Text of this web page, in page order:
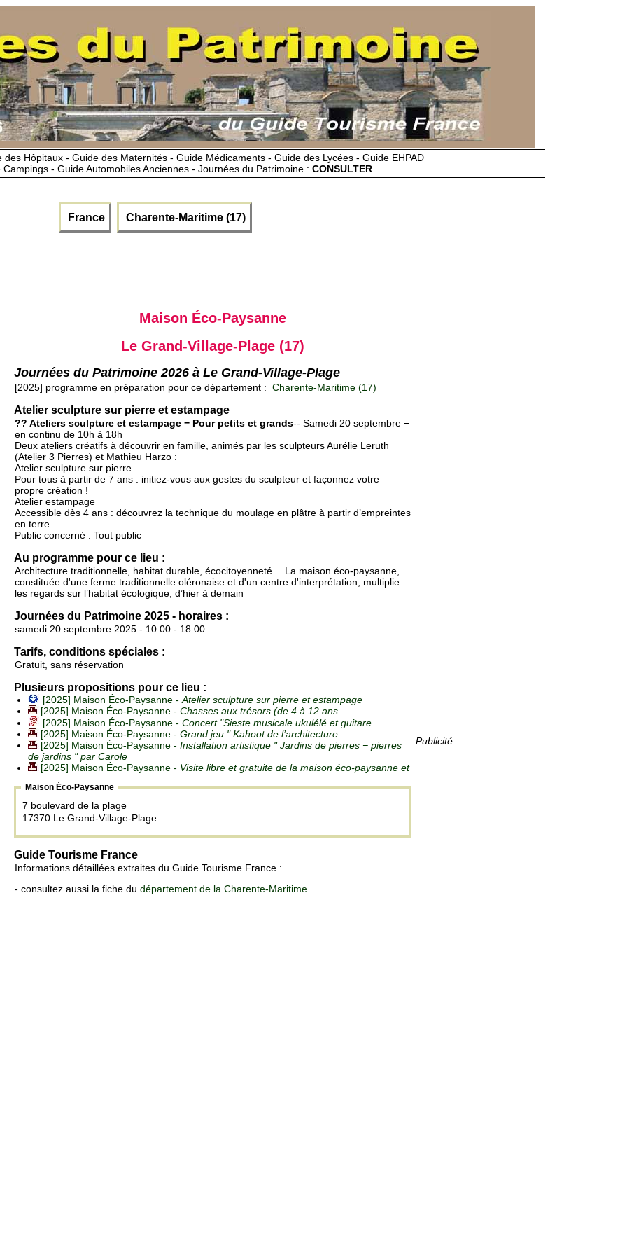
Hôpitaux - Guide des Maternités - Guide Médicaments - Guide des Lycées - Guide EHPAD
- Guide Automobiles Anciennes - Journées du Patrimoine : CONSULTER
France Charente-Maritime (17)
Publicité
Maison Éco-Paysanne
Le Grand-Village-Plage (17)
Journées du Patrimoine 2026 à Le Grand-Village-Plage
[2025] programme en préparation pour ce département : Charente-Maritime (17)
Atelier sculpture sur pierre et estampage
?? Ateliers sculpture et estampage − Pour petits et grands-- Samedi 20 septembre −
en continu de 10h à 18h
Deux ateliers créatifs à découvrir en famille, animés par les sculpteurs Aurélie Leruth
(Atelier 3 Pierres) et Mathieu Harzo :
Atelier sculpture sur pierre
Pour tous à partir de 7 ans : initiez-vous aux gestes du sculpteur et façonnez votre
propre création !
Atelier estampage
Accessible dès 4 ans : découvrez la technique du moulage en plâtre à partir d’empreintes
en terre
Public concerné : Tout public
Au programme pour ce lieu :
Architecture traditionnelle, habitat durable, écocitoyenneté… La maison éco-paysanne,
constituée d'une ferme traditionnelle oléronaise et d'un centre d'interprétation, multiplie
les regards sur l’habitat écologique, d’hier à demain
Journées du Patrimoine 2025 - horaires :
samedi 20 septembre 2025 - 10:00 - 18:00
Tarifs, conditions spéciales :
Gratuit, sans réservation
Plusieurs propositions pour ce lieu :
[2025] Maison Éco-Paysanne -Atelier sculpture sur pierre et estampage
[2025] Maison Éco-Paysanne - Chasses aux trésors (de 4 à 12 ans
[2025] Maison Éco-Paysanne - Concert "Sieste musicale ukulélé et guitare
[2025] Maison Éco-Paysanne - Grand jeu " Kahoot de l’architecture
[2025] Maison Éco-Paysanne - Installation artistique " Jardins de pierres − pierres
de jardins " par Carole
[2025] Maison Éco-Paysanne - Visite libre et gratuite de la maison éco-paysanne et
Maison Éco-Paysanne
7 boulevard de la plage
17370 Le Grand-Village-Plage
Guide Tourisme France
Informations détaillées extraites du Guide Tourisme France :
- consultez aussi la fiche du département de la Charente-Maritime